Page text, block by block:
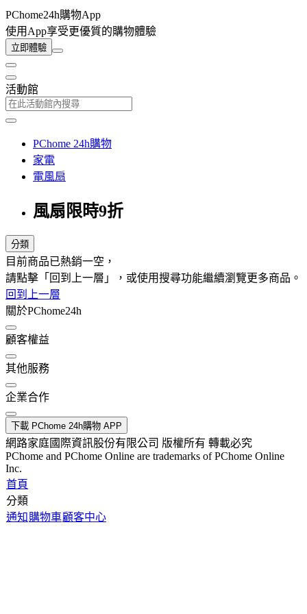
PChome24h購物App
使用App享受更優質的購物體驗
立即體驗
活動館
PChome 24h購物
家電
電風扇
風扇限時9折
分類
目前商品已熱銷一空，
請點擊「回到上一層」，或使用搜尋功能繼續瀏覽更多商品。
回到上一層
關於PChome24h
顧客權益
其他服務
企業合作
下載 PChome 24h購物 APP
網路家庭國際資訊股份有限公司 版權所有 轉載必究
PChome and PChome Online are trademarks of PChome Online
Inc.
首頁
分類
通知 購物車顧客中心